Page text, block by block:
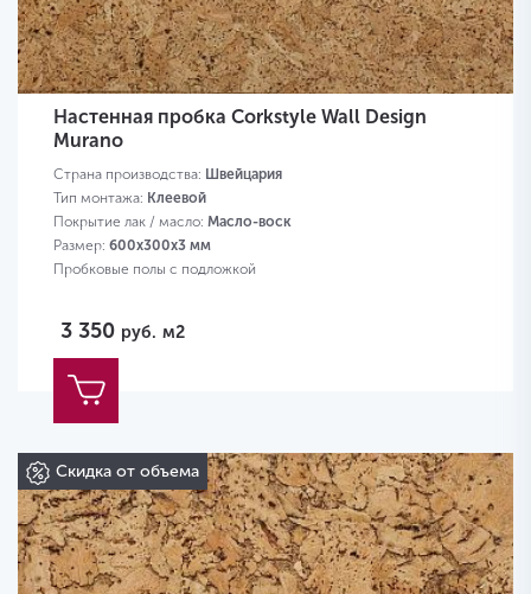
Настенная пробка Corkstyle Wall Design
Murano
Страна производства: Швейцария
Тип монтажа: Клеевой
Покрытие лак / масло: Масло-воск
Размер: 600х300х3 мм
Пробковые полы с подложкой
3 350 руб. м2
Скидка от объема